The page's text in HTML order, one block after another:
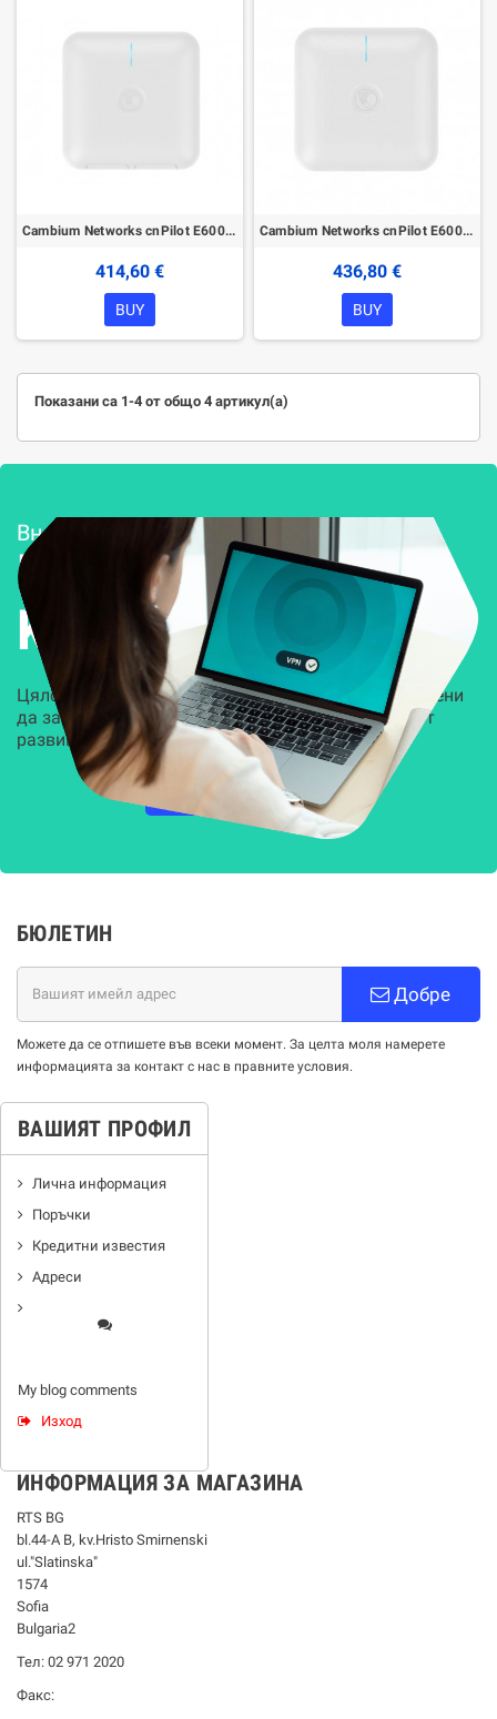
Cambium Networks cnPilot E600 without PoE
414,60 €
BUY
Cambium Networks cnPilot E600 with PoE
436,80 €
BUY
Показани са 1-4 от общо 4 артикул(а)
Внедряване и поддръжка
Решения за
Kиберсигурност
Цялостни, задвижвани от AI решения, предназначени
да защитят всеки слой на вашата организация от
развиващите се киберзаплахи.
НАУЧЕТЕ ПОВЕЧЕ
БЮЛЕТИН
Добре
Можете да се отпишете във всеки момент. За целта моля намерете
информацията за контакт с нас в правните условия.
ВАШИЯТ ПРОФИЛ
Лична информация
Поръчки
Кредитни известия
Адреси
My blog comments
Изход
ИНФОРМАЦИЯ ЗА МАГАЗИНА
RTS BG
bl.44-А В, kv.Hristo Smirnenski
ul."Slatinska"
1574
Sofia
Bulgaria2
Тел: 02 971 2020
Факс: